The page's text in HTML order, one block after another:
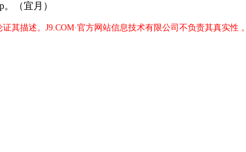
（宜月）
其描述。J9.COM·官方网站信息技术有限公司不负责其真实性 。